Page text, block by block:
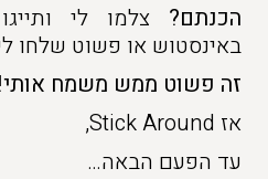
הכנתם? צלמו לי
באינסטוש או פשוט שלחו
זה פשוט ממש משמח אותי!
אז Stick Around,
עד הפעם הבאה…